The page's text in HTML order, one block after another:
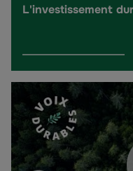
L'investissement